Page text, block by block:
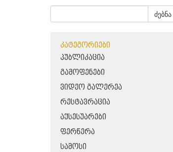
ძებნა
ᲙᲐᲢᲔᲒᲝᲠᲘᲔᲑᲘ
ᲞᲣᲑᲚᲘᲙᲐᲪᲘᲐ
ᲒᲐᲛᲝᲤᲔᲜᲔᲑᲘ
ᲕᲘᲓᲔᲝ ᲒᲐᲚᲔᲠᲔᲐ
ᲠᲔᲡᲢᲐᲕᲠᲐᲪᲘᲐ
ᲐᲥᲡᲔᲡᲣᲐᲠᲔᲑᲘ
ᲤᲔᲠᲬᲔᲠᲐ
ᲡᲐᲛᲝᲡᲘ